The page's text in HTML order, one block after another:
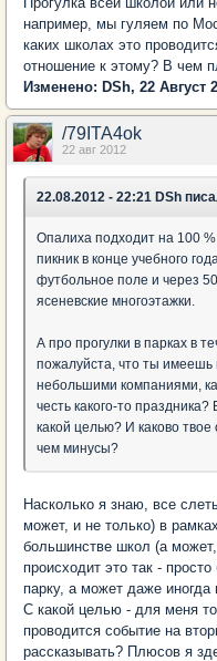
например, мы гуляем по
каких школах это
отношение к этому? В чем
Изменено: DSh, 22 Август
/79ITA4ok
22 авг 2012
22.08.2012 - 22:21 DSh
Опалиха подходит на 100
пикник в конце учебного
футбольное поле и через
ясеневские многоэтажки.
А про прогулки в парках в
пожалуйста, что ты имеешь
небольшими компаниями,
честь какого-то
какой целью? И каково
чем минусы?
Насколько я знаю, все
может, и не только) в
большинстве школ (а
происходит это так -
парку, а может даже иногда
С какой целью - для меня
проводится событие на
рассказывать? Плюсов я